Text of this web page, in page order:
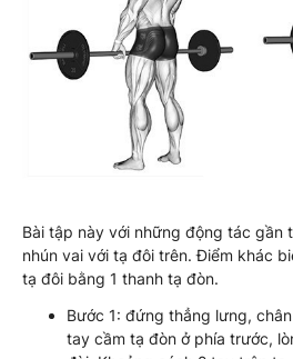
Bài tập này với những động tác gần
nhún vai với tạ đôi trên. Điểm khác
tạ đôi bằng 1 thanh tạ đòn.
Bước 1: đứng thẳng lưng,
tay cầm tạ đòn ở phía trước,